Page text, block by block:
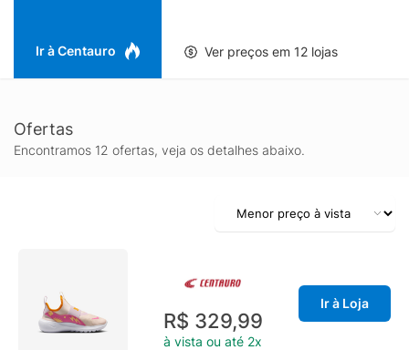
Ir à Centauro Ver preços em 12 lojas
Ofertas
Encontramos 12 ofertas, veja os detalhes abaixo.
R$ 329,99
à vista ou até 2x
Ir à Loja